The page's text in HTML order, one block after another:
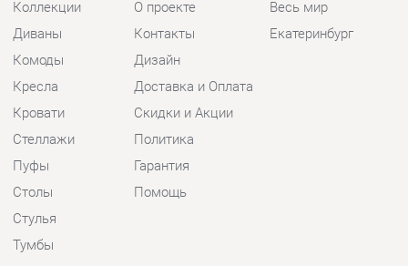
Стеллажи
Пуфы
Столы
Стулья
Тумбы
Шкафы
Комплектующие
Политика
Гарантия
Помощь
Шоурум и склад самовывоза